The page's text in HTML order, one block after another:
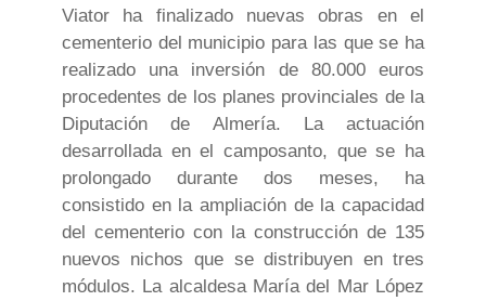
Viator ha finalizado nuevas obras en el
cementerio del municipio para las que se ha
realizado una inversión de 80.000 euros
procedentes de los planes provinciales de la
Diputación de Almería. La actuación
desarrollada en el camposanto, que se ha
prolongado durante dos meses, ha
consistido en la ampliación de la capacidad
del cementerio con la construcción de 135
nuevos nichos que se distribuyen en tres
módulos. La alcaldesa María del Mar López